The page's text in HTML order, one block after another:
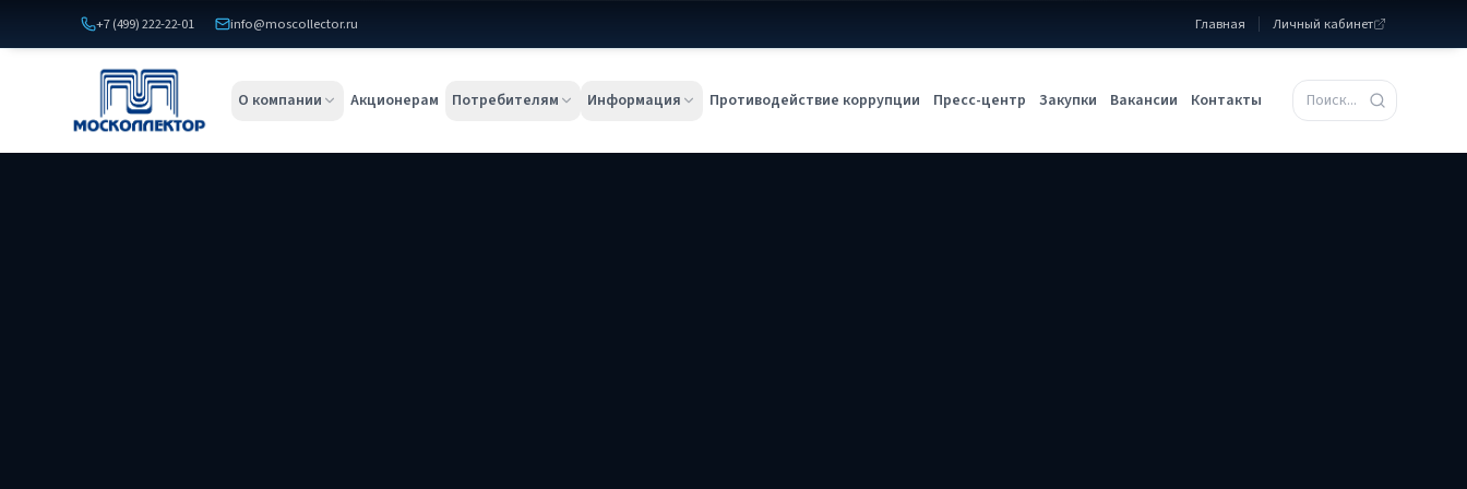
+7 (499) 222-22-01 info@moscollector.ru Главная Личный кабинет
О компании Акционерам Потребителям Информация Противодействие коррупции Пресс-центр Закупки Вакансии Контакты